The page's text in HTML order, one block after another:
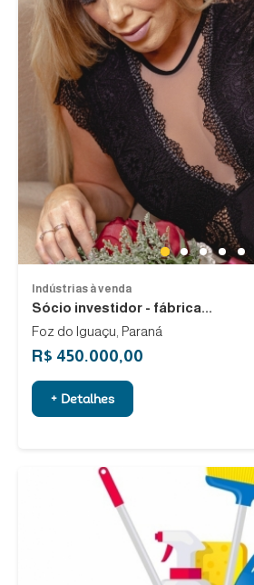
1 2 3 4 5
Indústrias à venda
Sócio investidor - fábrica...
Foz do Iguaçu, Paraná
R$ 450.000,00
+ Detalhes